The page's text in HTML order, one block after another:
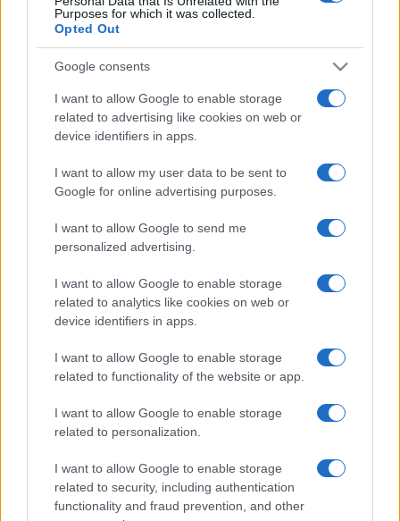
Purposes for which it was collected.
Opted Out
Google consents
I want to allow Google to enable storage
related to advertising like cookies on web or
device identifiers in apps.
I want to allow my user data to be sent to
Google for online advertising purposes.
I want to allow Google to send me
personalized advertising.
I want to allow Google to enable storage
related to analytics like cookies on web or
device identifiers in apps.
I want to allow Google to enable storage
related to functionality of the website or app.
I want to allow Google to enable storage
related to personalization.
I want to allow Google to enable storage
related to security, including authentication
functionality and fraud prevention, and other
együtt maradt, és a siker nem sokáig váratott magára: első
egész estés darabjuk, a
That Goes Wrong) 2014 óta fut a londoni Duchess Theatre-
ben. A darabot azóta több mint harminc országban mutatták
be. A budapesti előadás alig egy évvel az ősbemutató után
történt, az volt a bohózat első replika-előadása.